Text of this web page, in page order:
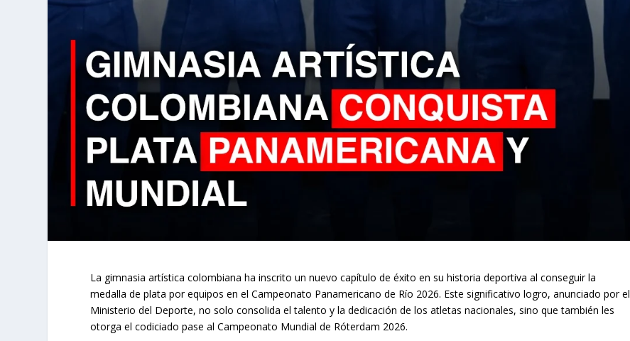
La gimnasia artística colombiana ha inscrito un nuevo capítulo de éxito en su historia deportiva al conseguir la
medalla de plata por equipos en el Campeonato Panamericano de Río 2026. Este significativo logro, anunciado por el
Ministerio del Deporte, no solo consolida el talento y la dedicación de los atletas nacionales, sino que también les
otorga el codiciado pase al Campeonato Mundial de Róterdam 2026.